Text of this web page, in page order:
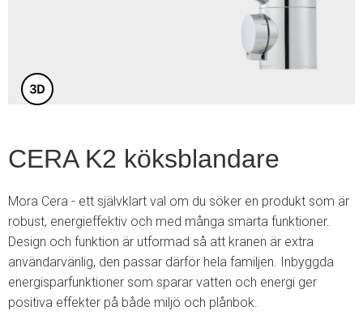
CERA K2 köksblandare
Mora Cera - ett självklart val om du söker en produkt som är
robust, energieffektiv och med många smarta funktioner.
Design och funktion är utformad så att kranen är extra
användarvänlig, den passar därför hela familjen. Inbyggda
energisparfunktioner som sparar vatten och energi ger
positiva effekter på både miljö och plånbok.